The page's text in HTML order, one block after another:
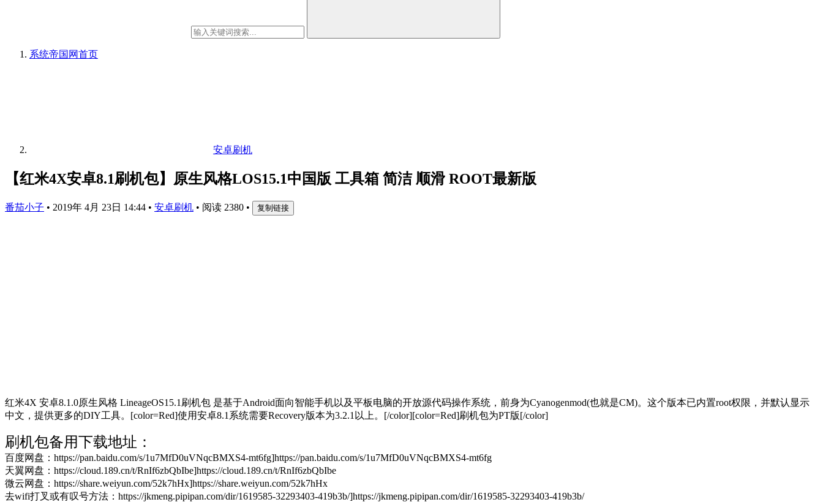
系统帝国网首页
安卓刷机
【红米4X安卓8.1刷机包】原生风格LOS15.1中国版 工具箱 简洁 顺滑 ROOT最新版
番茄小子 • 2019年 4月 23日 14:44 • 安卓刷机 • 阅读 2380 • 复制链接
红米4X 安卓8.1.0原生风格 LineageOS15.1刷机包 是基于Android面向智能手机以及平板电脑的开放源代码操作系统，前身为Cyanogenmod(也就是CM)。这个版本已内置root权限，并默认显示
中文，提供更多的DIY工具。[color=Red]使用安卓8.1系统需要Recovery版本为3.2.1以上。[/color][color=Red]刷机包为PT版[/color]
刷机包备用下载地址：
百度网盘：https://pan.baidu.com/s/1u7MfD0uVNqcBMXS4-mt6fg]https://pan.baidu.com/s/1u7MfD0uVNqcBMXS4-mt6fg
天翼网盘：https://cloud.189.cn/t/RnIf6zbQbIbe]https://cloud.189.cn/t/RnIf6zbQbIbe
微云网盘：https://share.weiyun.com/52k7hHx]https://share.weiyun.com/52k7hHx
去wifi打叉或有叹号方法：https://jkmeng.pipipan.com/dir/1619585-32293403-419b3b/]https://jkmeng.pipipan.com/dir/1619585-32293403-419b3b/